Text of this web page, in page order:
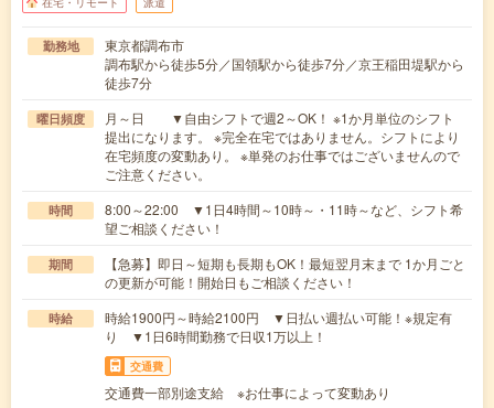
在宅・リモート 派遣
勤務地
東京都調布市
調布駅から徒歩5分／国領駅から徒歩7分／京王稲田堤駅から
徒歩7分
曜日頻度
月～日 ▼自由シフトで週2～OK！ ※1か月単位のシフト
提出になります。 ※完全在宅ではありません。シフトにより
在宅頻度の変動あり。 ※単発のお仕事ではございませんので
ご注意ください。
時間
8:00～22:00 ▼1日4時間～10時～・11時～など、シフト希
望ご相談ください！
期間
【急募】即日～短期も長期もOK！最短翌月末まで 1か月ごと
の更新が可能！開始日もご相談ください！
時給
時給1900円～時給2100円 ▼日払い週払い可能！※規定有
り ▼1日6時間勤務で日収1万以上！
交通費
交通費一部別途支給 ※お仕事によって変動あり